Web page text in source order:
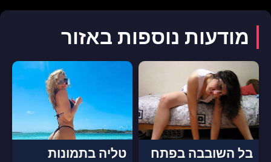
מודעות נוספות באזור
בל השובבה בפתח
טליה בתמונות